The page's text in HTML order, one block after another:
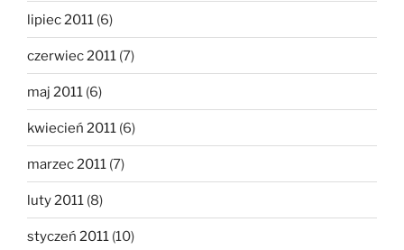
lipiec 2011 (6)
czerwiec 2011 (7)
maj 2011 (6)
kwiecień 2011 (6)
marzec 2011 (7)
luty 2011 (8)
styczeń 2011 (10)